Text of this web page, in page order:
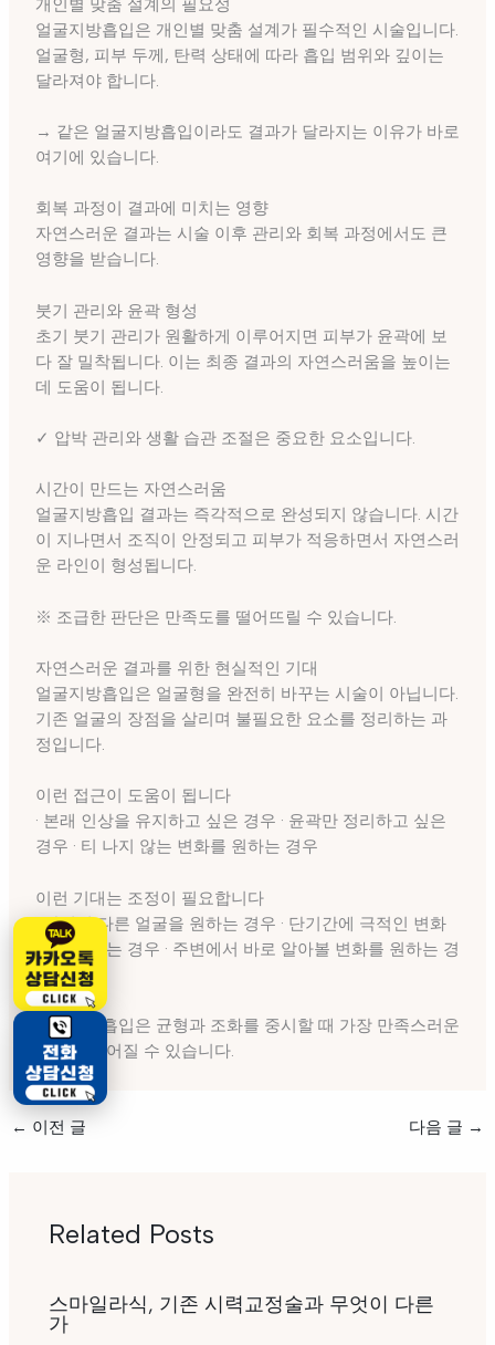
얼굴지방흡입은 개인별 맞춤 설계가 필수적인 시술입니다.
얼굴형, 피부 두께, 탄력 상태에 따라 흡입 범위와 깊이는
달라져야 합니다.
→ 같은 얼굴지방흡입이라도 결과가 달라지는 이유가 바로
여기에 있습니다.
회복 과정이 결과에 미치는 영향
자연스러운 결과는 시술 이후 관리와 회복 과정에서도 큰
영향을 받습니다.
붓기 관리와 윤곽 형성
초기 붓기 관리가 원활하게 이루어지면 피부가 윤곽에 보
다 잘 밀착됩니다. 이는 최종 결과의 자연스러움을 높이는
데 도움이 됩니다.
✓ 압박 관리와 생활 습관 조절은 중요한 요소입니다.
시간이 만드는 자연스러움
얼굴지방흡입 결과는 즉각적으로 완성되지 않습니다. 시간
이 지나면서 조직이 안정되고 피부가 적응하면서 자연스러
운 라인이 형성됩니다.
※ 조급한 판단은 만족도를 떨어뜨릴 수 있습니다.
자연스러운 결과를 위한 현실적인 기대
얼굴지방흡입은 얼굴형을 완전히 바꾸는 시술이 아닙니다.
기존 얼굴의 장점을 살리며 불필요한 요소를 정리하는 과
정입니다.
이런 접근이 도움이 됩니다
· 본래 인상을 유지하고 싶은 경우 · 윤곽만 정리하고 싶은
경우 · 티 나지 않는 변화를 원하는 경우
이런 기대는 조정이 필요합니다
· 완전히 다른 얼굴을 원하는 경우 · 단기간에 극적인 변화
를 기대하는 경우 · 주변에서 바로 알아볼 변화를 원하는 경
우
얼굴지방흡입은 균형과 조화를 중시할 때 가장 만족스러운
결과로 이어질 수 있습니다.
← 이전 글 다음 글 →
Related Posts
스마일라식, 기존 시력교정술과 무엇이 다른
가